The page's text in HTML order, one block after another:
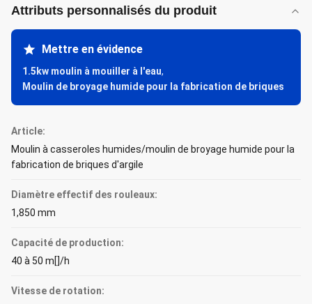
Attributs personnalisés du produit
Mettre en évidence
1.5kw moulin à mouiller à l'eau,
Moulin de broyage humide pour la fabrication de briques
Article:
Moulin à casseroles humides/moulin de broyage humide pour la
fabrication de briques d'argile
Diamètre effectif des rouleaux:
1,850 mm
Capacité de production:
40 à 50 m[]/h
Vitesse de rotation: